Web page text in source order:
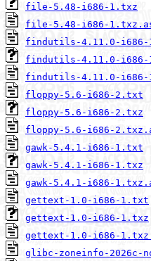
file-5.48-i686-1.txz
file-5.48-i686-
findutils-4.11.0-
findutils-4.11.0-i686-
findutils-4.11.0-i686-
floppy-5.6-i686-2.txt
floppy-5.6-i686-2.txz
floppy-5.6-i686-
gawk-5.4.1-i686-1.txt
gawk-5.4.1-i686-1.txz
gawk-5.4.1-i686-
gettext-1.0-i686-1.txt
gettext-1.0-i686-1.txz
gettext-1.0-i686-
glibc-zoneinfo-2026c-